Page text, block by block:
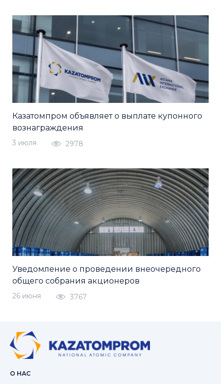
Казатомпром объявляет о выплате купонного
вознаграждения
3 июля 2978
Уведомление о проведении внеочередного
общего собрания акционеров
26 июня 3767
О НАС